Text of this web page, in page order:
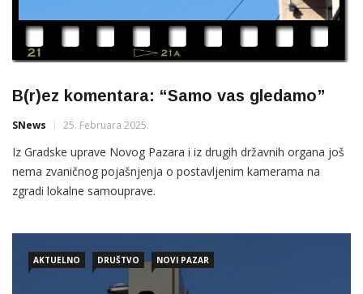
B(r)ez komentara: “Samo vas gledamo”
SNews 25. Februara 2025.
Iz Gradske uprave Novog Pazara i iz drugih državnih organa još
nema zvaničnog pojašnjenja o postavljenim kamerama na
zgradi lokalne samouprave.
AKTUELNO DRUŠTVO NOVI PAZAR